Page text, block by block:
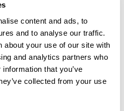
content and ads, to
and to analyse our traffic.
about your use of our site with
and analytics partners who
that you’ve
collected from your use
un avis